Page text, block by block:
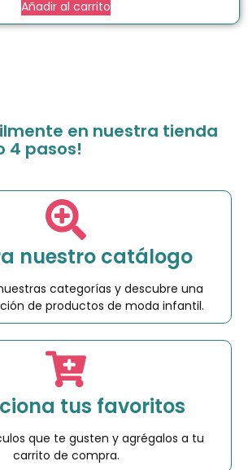
Añadir al carrito
en nuestra tienda
4 pasos!
nuestro catálogo
categorías y descubre una
de productos de moda infantil.
tus favoritos
que te gusten y agrégalos a tu
carrito de compra.